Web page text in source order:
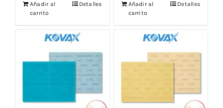
Añadir al
carrito
Detalles
Añadir al
carrito
Detalles